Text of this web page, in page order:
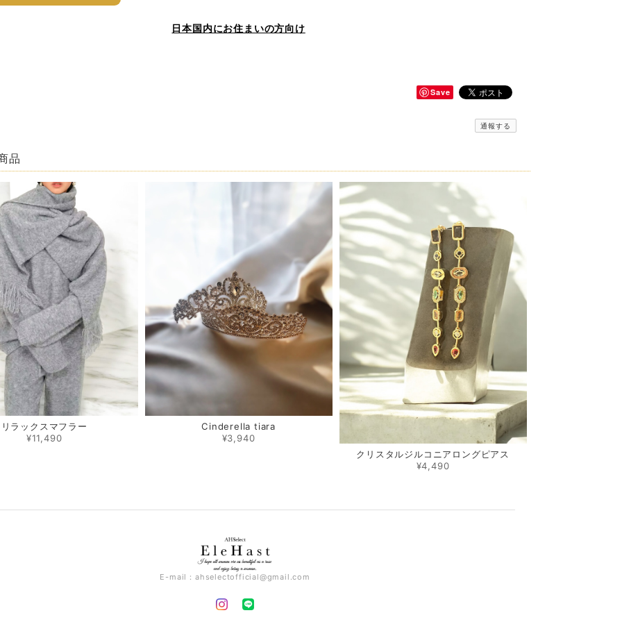
日本国内にお住まいの方向け
Save
通報する
品
リラックスマフラー
¥11,490
Cinderella tiara
¥3,940
クリスタルジルコニアロングピアス
¥4,490
E-mail：ahselectofficial@gmail.com